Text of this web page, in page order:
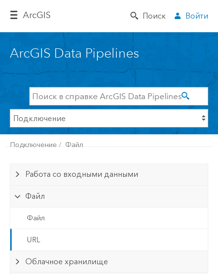
ArcGIS Поиск Войти
ArcGIS Data Pipelines
Подключение Файл
Работа со входными данными
Файл
Файл
URL
Облачное хранилище